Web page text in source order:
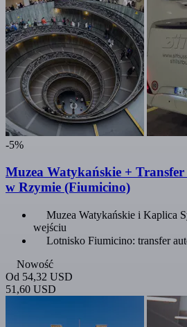
-5%
Muzea Watykańskie +
w Rzymie (Fiumicino)
Muzea Watykańskie i Kaplica
wejściu
Lotnisko Fiumicino: transfer
Nowość
Od 54,32 USD
51,60 USD